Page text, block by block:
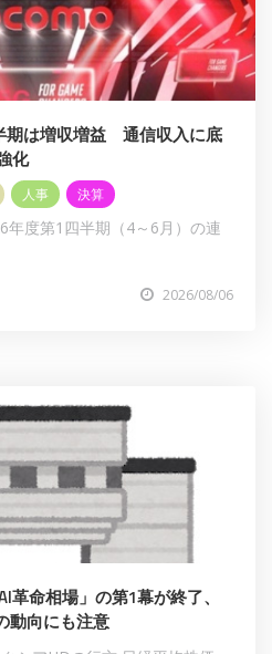
期は増収増益 通信収入に底
化
人事 決算
年度第1四半期（4～6月）の連
2026/08/06
革命相場」の第1幕が終了、
動向にも注意